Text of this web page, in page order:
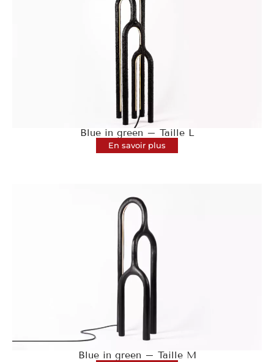
Blue in green – Taille L
En savoir plus
Blue in green – Taille M